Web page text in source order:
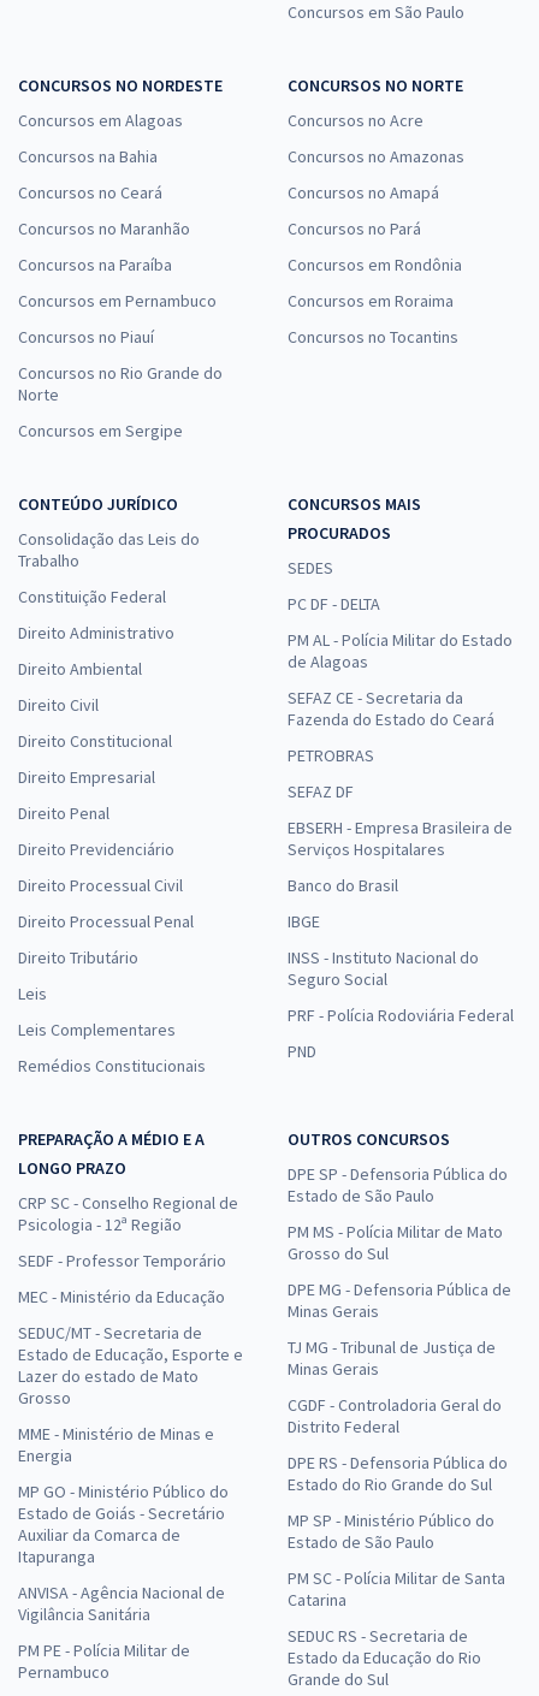
Concursos em São Paulo
CONCURSOS NO NORDESTE
Concursos em Alagoas
Concursos na Bahia
Concursos no Ceará
Concursos no Maranhão
Concursos na Paraíba
Concursos em Pernambuco
Concursos no Piauí
Concursos no Rio Grande do
Norte
Concursos em Sergipe
CONCURSOS NO NORTE
Concursos no Acre
Concursos no Amazonas
Concursos no Amapá
Concursos no Pará
Concursos em Rondônia
Concursos em Roraima
Concursos no Tocantins
CONTEÚDO JURÍDICO
Consolidação das Leis do
Trabalho
Constituição Federal
Direito Administrativo
Direito Ambiental
Direito Civil
Direito Constitucional
Direito Empresarial
Direito Penal
Direito Previdenciário
Direito Processual Civil
Direito Processual Penal
Direito Tributário
Leis
Leis Complementares
Remédios Constitucionais
CONCURSOS MAIS
PROCURADOS
SEDES
PC DF - DELTA
PM AL - Polícia Militar do Estado
de Alagoas
SEFAZ CE - Secretaria da
Fazenda do Estado do Ceará
PETROBRAS
SEFAZ DF
EBSERH - Empresa Brasileira de
Serviços Hospitalares
Banco do Brasil
IBGE
INSS - Instituto Nacional do
Seguro Social
PRF - Polícia Rodoviária Federal
PND
PREPARAÇÃO A MÉDIO E A
LONGO PRAZO
CRP SC - Conselho Regional de
Psicologia - 12ª Região
SEDF - Professor Temporário
MEC - Ministério da Educação
SEDUC/MT - Secretaria de
Estado de Educação, Esporte e
Lazer do estado de Mato
Grosso
MME - Ministério de Minas e
Energia
MP GO - Ministério Público do
Estado de Goiás - Secretário
Auxiliar da Comarca de
Itapuranga
ANVISA - Agência Nacional de
Vigilância Sanitária
PM PE - Polícia Militar de
Pernambuco
OUTROS CONCURSOS
DPE SP - Defensoria Pública do
Estado de São Paulo
PM MS - Polícia Militar de Mato
Grosso do Sul
DPE MG - Defensoria Pública de
Minas Gerais
TJ MG - Tribunal de Justiça de
Minas Gerais
CGDF - Controladoria Geral do
Distrito Federal
DPE RS - Defensoria Pública do
Estado do Rio Grande do Sul
MP SP - Ministério Público do
Estado de São Paulo
PM SC - Polícia Militar de Santa
Catarina
SEDUC RS - Secretaria de
Estado da Educação do Rio
Grande do Sul